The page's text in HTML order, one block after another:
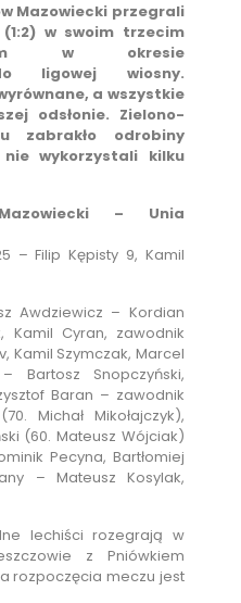
Mazowiecki przegrali
(1:2) w swoim trzecim
w okresie
ligowej wiosny.
a wszystkie
odsłonie. Zielono-
zabrakło odrobiny
wykorzystali kilku
– Unia
– Filip Kępisty 9, Kamil
Awdziewicz – Kordian
Kamil Cyran, zawodnik
Kamil Szymczak, Marcel
Bartosz Snopczyński,
Baran – zawodnik
Michał Mikołajczyk),
(60. Mateusz Wójciak)
Pecyna, Bartłomiej
– Mateusz Kosylak,
lechiści rozegrają w
z Pniówkiem
rozpoczęcia meczu jest